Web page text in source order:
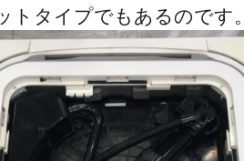
トタイプでもあるのです。